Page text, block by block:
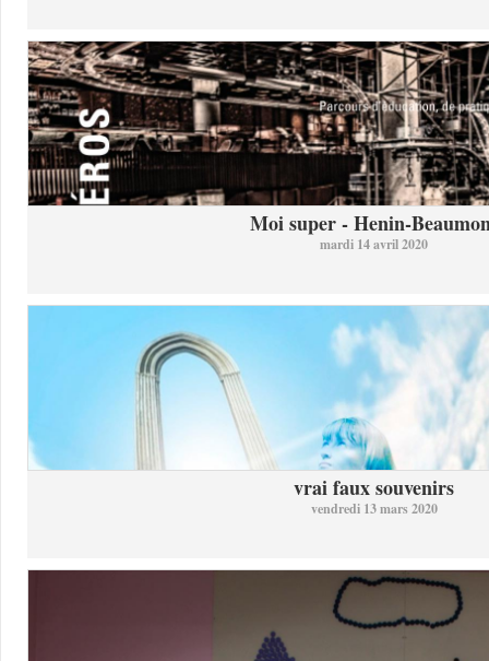
Moi super - Henin-
mardi 14 avril 2020
vrai faux souvenirs
vendredi 13 mars 2020